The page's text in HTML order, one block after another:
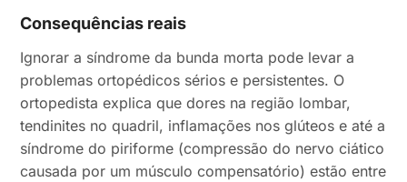
Consequências reais
Ignorar a síndrome da bunda morta pode levar a
problemas ortopédicos sérios e persistentes. O
ortopedista explica que dores na região lombar,
tendinites no quadril, inflamações nos glúteos e até a
síndrome do piriforme (compressão do nervo ciático
causada por um músculo compensatório) estão entre